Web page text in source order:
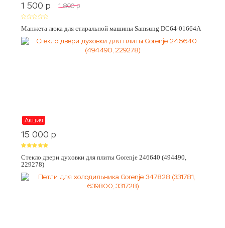
1 500 p 1 800 p
Манжета люка для стиральной машины Samsung DC64-01664A
Акция
15 000 p
Стекло двери духовки для плиты Gorenje 246640 (494490,
229278)